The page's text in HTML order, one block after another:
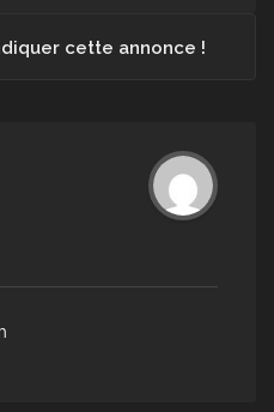
cette annonce !